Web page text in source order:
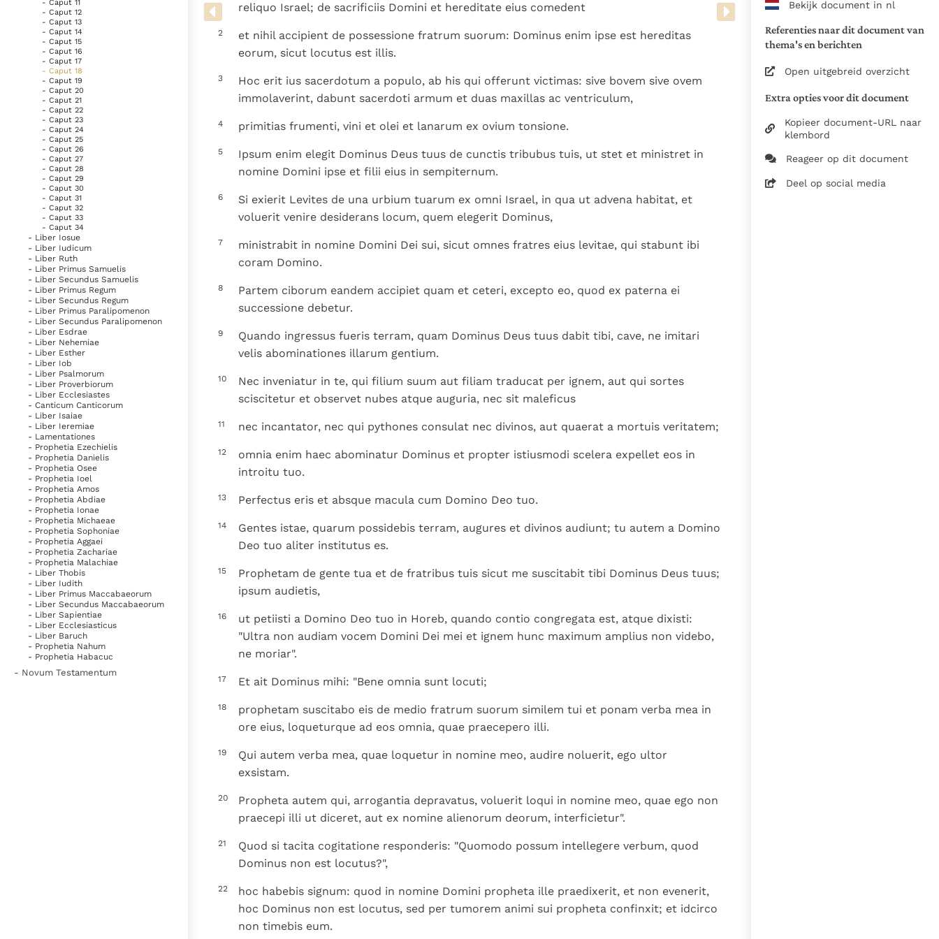
Denzinger Gebruiksvoorwaarden
koninkrijk te
groeit stilletjes door
liefde, niet door
dwang
mystieke
verschijnselen en de
heiligheid
als een taak"
Paus in Pavia: St.
noodzaak om "naar het
www.vatican.va/archive/bible/
vulgata_vetus-
www.vatican.va/archive/bible/
aansluiting gezocht bij de
om de teksten van de
naast elkaar te kunnen
Daar waar de versnummering
elkaar afwijken is dus die van
Bekijk document in nl
Referenties naar dit document van
thema's en berichten
Open uitgebreid overzicht
Extra opties voor dit document
Kopieer document-URL naar
klembord
Reageer op dit document
Deel op social media
- Caput 11
- Caput 12
- Caput 13
- Caput 14
- Caput 15
- Caput 16
- Caput 17
- Caput 18
- Caput 19
- Caput 20
- Caput 21
- Caput 22
- Caput 23
- Caput 24
- Caput 25
- Caput 26
- Caput 27
- Caput 28
- Caput 29
- Caput 30
- Caput 31
- Caput 32
- Caput 33
- Caput 34
- Liber Iosue
- Liber Iudicum
- Liber Ruth
- Liber Primus Samuelis
- Liber Secundus Samuelis
- Liber Primus Regum
- Liber Secundus Regum
- Liber Primus Paralipomenon
- Liber Secundus Paralipomenon
- Liber Esdrae
- Liber Nehemiae
- Liber Esther
- Liber Iob
- Liber Psalmorum
- Liber Proverbiorum
- Liber Ecclesiastes
- Canticum Canticorum
- Liber Isaiae
- Liber Ieremiae
- Lamentationes
- Prophetia Ezechielis
- Prophetia Danielis
- Prophetia Osee
- Prophetia Ioel
- Prophetia Amos
- Prophetia Abdiae
- Prophetia Ionae
- Prophetia Michaeae
- Prophetia Sophoniae
- Prophetia Aggaei
- Prophetia Zachariae
- Prophetia Malachiae
- Liber Thobis
- Liber Iudith
- Liber Primus Maccabaeorum
- Liber Secundus Maccabaeorum
- Liber Sapientiae
- Liber Ecclesiasticus
- Liber Baruch
- Prophetia Nahum
- Prophetia Habacuc
- Novum Testamentum
reliquo Israel; de sacrificiis Domini et hereditate eius comedent
2
et nihil accipient de possessione fratrum suorum: Dominus enim ipse est hereditas
eorum, sicut locutus est illis.
3
Hoc erit ius sacerdotum a populo, ab his qui offerunt victimas: sive bovem sive ovem
immolaverint, dabunt sacerdoti armum et duas maxillas ac ventriculum,
4 primitias frumenti, vini et olei et lanarum ex ovium tonsione.
5
Ipsum enim elegit Dominus Deus tuus de cunctis tribubus tuis, ut stet et ministret in
nomine Domini ipse et filii eius in sempiternum.
6
Si exierit Levites de una urbium tuarum ex omni Israel, in qua ut advena habitat, et
voluerit venire desiderans locum, quem elegerit Dominus,
7
ministrabit in nomine Domini Dei sui, sicut omnes fratres eius levitae, qui stabunt ibi
coram Domino.
8
Partem ciborum eandem accipiet quam et ceteri, excepto eo, quod ex paterna ei
successione debetur.
9
Quando ingressus fueris terram, quam Dominus Deus tuus dabit tibi, cave, ne imitari
velis abominationes illarum gentium.
10
Nec inveniatur in te, qui filium suum aut filiam traducat per ignem, aut qui sortes
sciscitetur et observet nubes atque auguria, nec sit maleficus
11 nec incantator, nec qui pythones consulat nec divinos, aut quaerat a mortuis veritatem;
12
omnia enim haec abominatur Dominus et propter istiusmodi scelera expellet eos in
introitu tuo.
13 Perfectus eris et absque macula cum Domino Deo tuo.
14
Gentes istae, quarum possidebis terram, augures et divinos audiunt; tu autem a Domino
Deo tuo aliter institutus es.
15
Prophetam de gente tua et de fratribus tuis sicut me suscitabit tibi Dominus Deus tuus;
ipsum audietis,
16
ut petiisti a Domino Deo tuo in Horeb, quando contio congregata est, atque dixisti:
"Ultra non audiam vocem Domini Dei mei et ignem hunc maximum amplius non videbo,
ne moriar".
17 Et ait Dominus mihi: "Bene omnia sunt locuti;
18
prophetam suscitabo eis de medio fratrum suorum similem tui et ponam verba mea in
ore eius, loqueturque ad eos omnia, quae praecepero illi.
19
Qui autem verba mea, quae loquetur in nomine meo, audire noluerit, ego ultor
exsistam.
20
Propheta autem qui, arrogantia depravatus, voluerit loqui in nomine meo, quae ego non
praecepi illi ut diceret, aut ex nomine alienorum deorum, interficietur".
21
Quod si tacita cogitatione responderis: "Quomodo possum intellegere verbum, quod
Dominus non est locutus?",
22
hoc habebis signum: quod in nomine Domini propheta ille praedixerit, et non evenerit,
hoc Dominus non est locutus, sed per tumorem animi sui propheta confinxit; et idcirco
non timebis eum.